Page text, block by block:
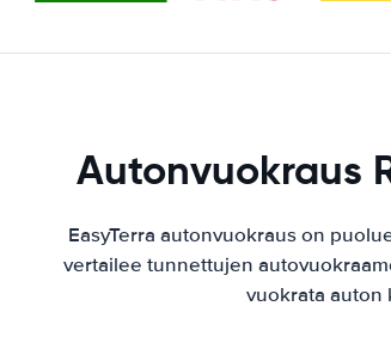
Autonvuokraus
EasyTerra autonvuokraus on
vertailee tunnettujen
vuokrata auton